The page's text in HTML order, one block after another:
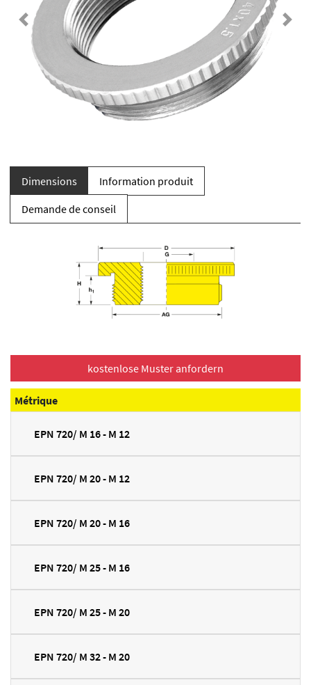
Previous Next
Dimensions
Information produit
Demande de conseil
Métrique
EPN 720/ M 16 - M 12
EPN 720/ M 20 - M 12
EPN 720/ M 20 - M 16
EPN 720/ M 25 - M 16
EPN 720/ M 25 - M 20
EPN 720/ M 32 - M 20